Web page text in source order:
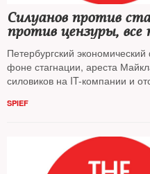
Силуанов против
против цензуры, все
Петербургский
фоне стагнации, ареста
силовиков на IT-компании и
SPIEF